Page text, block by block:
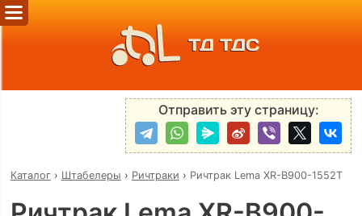
ТД ТДС
Отправить эту страницу:
Каталог› Штабелеры › Ричтраки › Ричтрак Lema XR-B900-1552Т